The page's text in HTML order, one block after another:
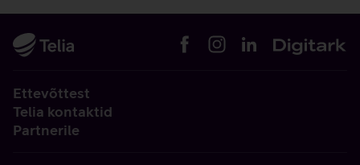
Ettevõttest
Telia kontaktid
Partnerile